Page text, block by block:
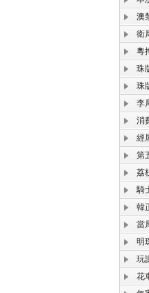
澳禁
衛局
粵拘
珠版
珠版
李局
消費
經屋
第五
荔枝
騎士
韓正
當局
明珠
玩謝
花車